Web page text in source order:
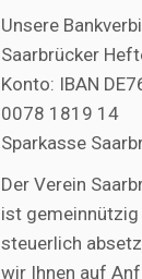
Unsere
Saarbrücker
Konto: IBAN
0078 1819 14
Sparkasse
Der Verein
ist gemeinnützig
steuerlich
wir Ihnen auf